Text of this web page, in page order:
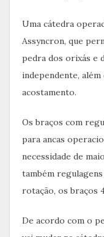
Uma cátedra
Assyncron, que
pedra dos orixás e
independente,
acostamento.
Os braços com
para ancas
necessidade de
também
rotação, os braços
De acordo com o